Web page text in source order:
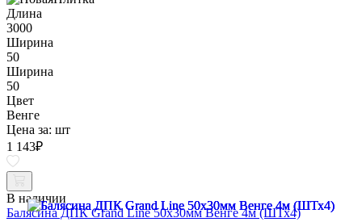
Длина
3000
Ширина
50
Ширина
50
Цвет
Венге
Цена за: шт
1 143₽
В наличии
Балясина ДПК Grand Line 50х30мм Венге 4м (ШТх4)